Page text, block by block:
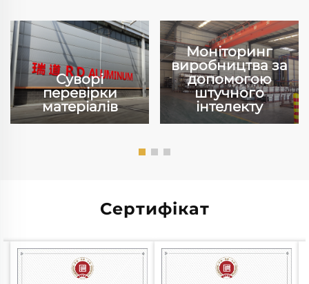
Суворі
перевірки
матеріалів
Моніторинг
виробництва за
допомогою
штучного
інтелекту
Сертифікат